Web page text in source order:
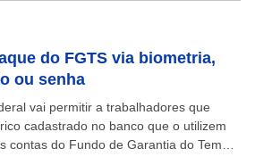
do FGTS via biometria,
ou senha
vai permitir a trabalhadores que
cadastrado no banco que o utilizem
contas do Fundo de Garantia do Tempo